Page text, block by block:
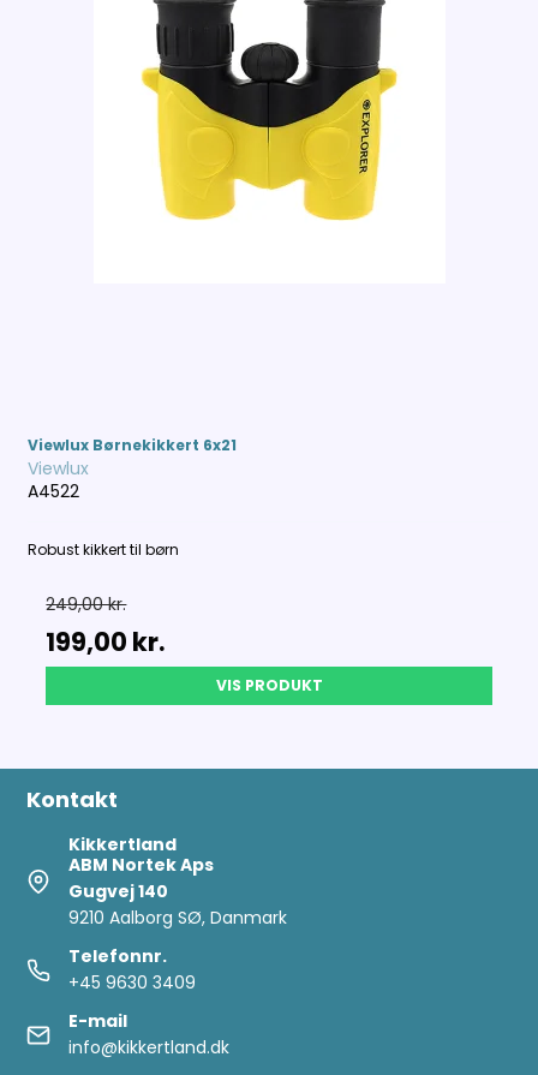
Viewlux Børnekikkert 6x21
Viewlux
A4522
Robust kikkert til børn
249,00 kr.
199,00 kr.
VIS PRODUKT
Kontakt
Kikkertland
ABM Nortek Aps
Gugvej 140
9210 Aalborg SØ, Danmark
Telefonnr.
+45 9630 3409
E-mail
info@kikkertland.dk